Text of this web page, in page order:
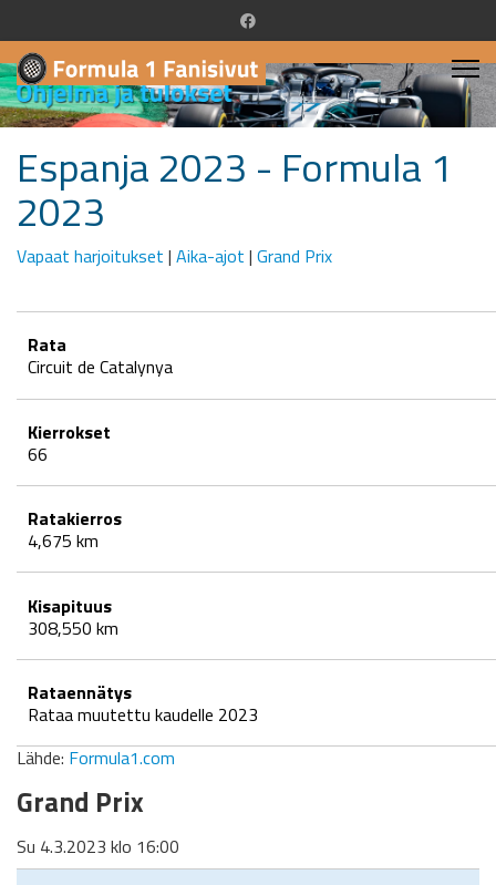
Espanja 2023 - Formula 1
2023
Vapaat harjoitukset | Aika-ajot | Grand Prix
Rata
Circuit de Catalynya
Kierrokset
66
Ratakierros
4,675 km
Kisapituus
308,550 km
Rataennätys
Rataa muutettu kaudelle 2023
Lähde: Formula1.com
Grand Prix
Su 4.3.2023 klo 16:00